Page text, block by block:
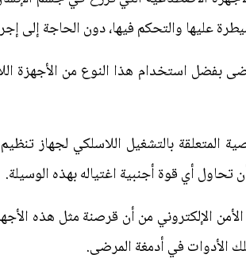
عليها والتحكم فيها، دون الحاجة إلى
بفضل استخدام هذا النوع من الأجهزة
المتعلقة بالتشغيل اللاسلكي لجهاز
تحاول أي قوة أجنبية اغتياله بهذه الوسيلة.
الإلكتروني من أن قرصنة مثل هذه
الأدوات في أدمغة المرضى.